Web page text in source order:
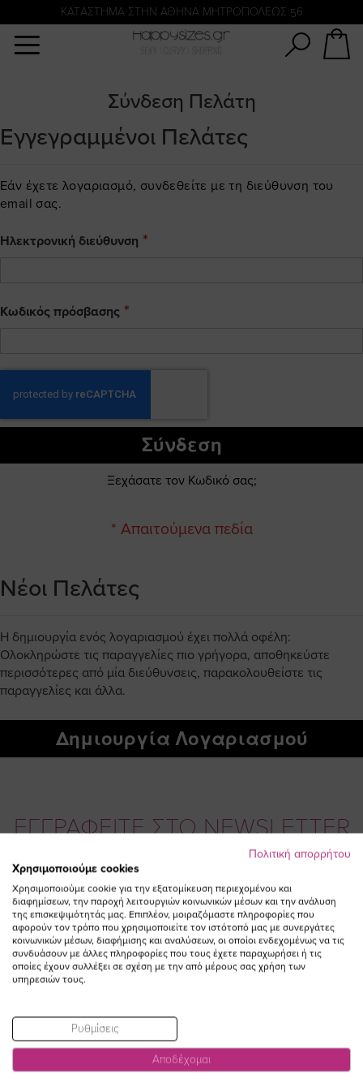
KATΑΣΤΗΜΑ ΣΤΗΝ ΑΘΗΝΑ ΜΗΤΡΟΠΟΛΕΩΣ 56
Σύνδεση Πελάτη
Εγγεγραμμένοι Πελάτες
Εάν έχετε λογαριασμό, συνδεθείτε με τη διεύθυνση του
email σας.
Ηλεκτρονική διεύθυνση
Κωδικός πρόσβασης
Σύνδεση
Ξεχάσατε τον Κωδικό σας;
Νέοι Πελάτες
Η δημιουργία ενός λογαριασμού έχει πολλά οφέλη:
Ολοκληρώστε τις παραγγελίες πιο γρήγορα, αποθηκεύστε
περισσότερες από μία διεύθυνσεις, παρακολουθείστε τις
παραγγελίες και άλλα.
Δημιουργία Λογαριασμού
ΕΓΓΡΑΦΕΙΤΕ ΣΤΟ NEWSLETTER
Email
Συμφωνώ με τουςΌρους Χρήσης
VisitVisitVisitVisit
Αναζήτηση
Πολιτική απορρήτου
Χρησιμοποιούμε cookies
Χρησιμοποιούμε cookie για την εξατομίκευση περιεχομένου και
διαφημίσεων, την παροχή λειτουργιών κοινωνικών μέσων και την ανάλυση
της επισκεψιμότητάς μας. Επιπλέον, μοιραζόμαστε πληροφορίες που
αφορούν τον τρόπο που χρησιμοποιείτε τον ιστότοπό μας με συνεργάτες
κοινωνικών μέσων, διαφήμισης και αναλύσεων, οι οποίοι ενδεχομένως να τις
συνδυάσουν με άλλες πληροφορίες που τους έχετε παραχωρήσει ή τις
οποίες έχουν συλλέξει σε σχέση με την από μέρους σας χρήση των
υπηρεσιών τους.
Ρυθμίσεις
Αποδέχομαι